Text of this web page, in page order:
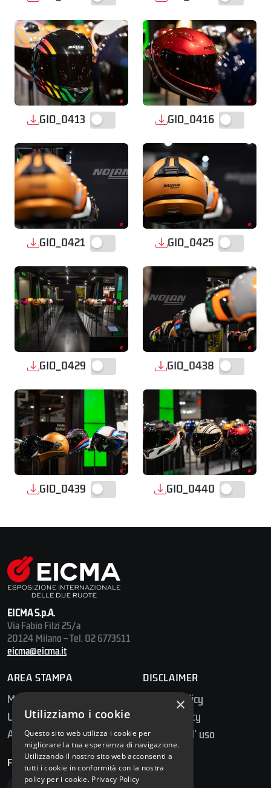
GIO_0413 GIO_0416
GIO_0421 GIO_0425
GIO_0429 GIO_0438
GIO_0439 GIO_0440
EICMA S.p.A.
Via Fabio Filzi 25/a
20124 Milano – Tel. 02 6773511
eicma@eicma.it
AREA STAMPA
Media Center
Ufficio Stampa
Accredito Stampa
DISCLAIMER
Privacy Policy
Cookie Policy
Condizioni d' uso
FOLLOW US
×
Utilizziamo i cookie
Questo sito web utilizza i cookie per
migliorare la tua esperienza di navigazione.
Utilizzando il nostro sito web acconsenti a
tutti i cookie in conformità con la nostra
policy per i cookie. Privacy Policy